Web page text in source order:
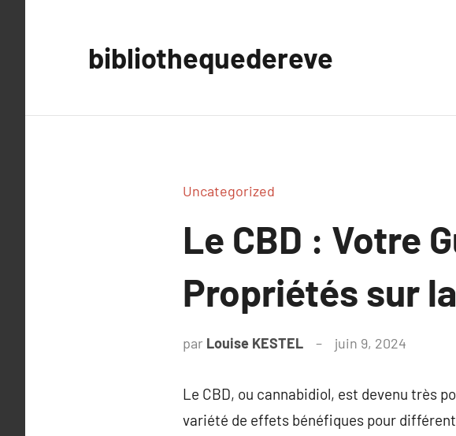
bibliothequedereve
Uncategorized
Le CBD : Votre
Propriétés sur
par Louise KESTEL juin 9, 2024
Le CBD, ou cannabidiol, est devenu très
variété de effets bénéfiques pour